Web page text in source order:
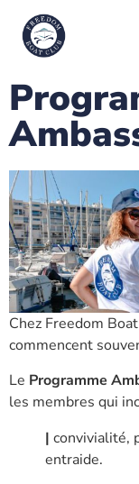
Chez Freedom
commencent
Le Programme
les membres qui
| convivialité,
entraide.